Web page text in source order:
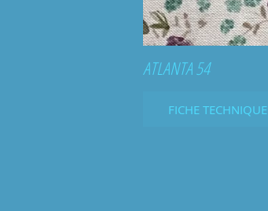
ATLANTA 54
FICHE TECHNIQUE